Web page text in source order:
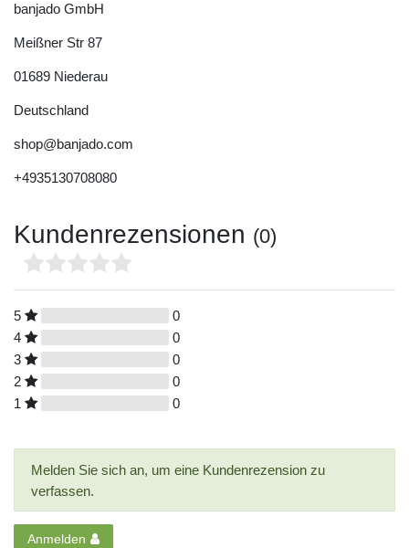
banjado GmbH
Meißner Str 87
01689 Niederau
Deutschland
shop@banjado.com
+4935130708080
Kundenrezensionen (0)
5
0
4
0
3
0
2
0
1
0
Melden Sie sich an, um eine Kundenrezension zu
verfassen.
Anmelden